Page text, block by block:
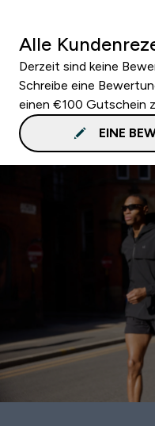
Alle
Derzeit sind keine
Schreibe eine
einen €100 Gutschein
EINE